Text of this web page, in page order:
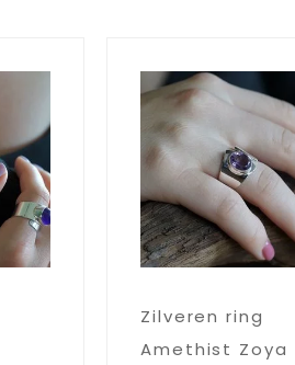
Zilveren ring
Amethist Zoya